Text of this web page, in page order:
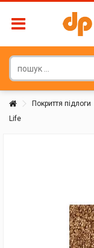
Покриття підлоги
Life